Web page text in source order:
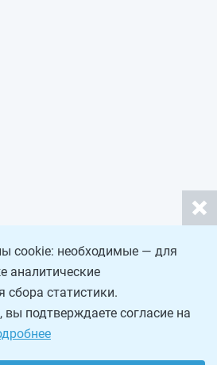
cookie: необходимые — для
аналитические
статистики.
подтверждаете согласие на